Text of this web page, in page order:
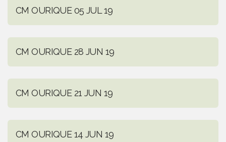
CM OURIQUE 05 JUL 19
CM OURIQUE 28 JUN 19
CM OURIQUE 21 JUN 19
CM OURIQUE 14 JUN 19